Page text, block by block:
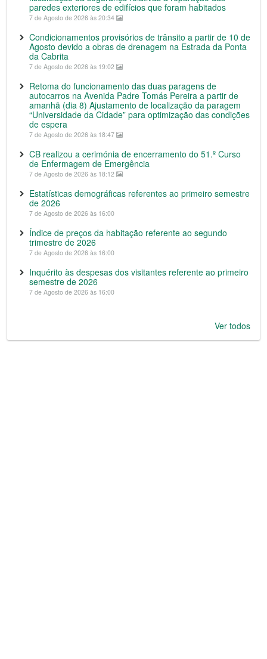
paredes exteriores de edifícios que foram habitados
7 de Agosto de 2026 às 20:34
Condicionamentos provisórios de trânsito a partir de 10 de
Agosto devido a obras de drenagem na Estrada da Ponta
da Cabrita
7 de Agosto de 2026 às 19:02
Retoma do funcionamento das duas paragens de
autocarros na Avenida Padre Tomás Pereira a partir de
amanhã (dia 8) Ajustamento de localização da paragem
“Universidade da Cidade” para optimização das condições
de espera
7 de Agosto de 2026 às 18:47
CB realizou a cerimónia de encerramento do 51.º Curso
de Enfermagem de Emergência
7 de Agosto de 2026 às 18:12
Estatísticas demográficas referentes ao primeiro semestre
de 2026
7 de Agosto de 2026 às 16:00
Índice de preços da habitação referente ao segundo
trimestre de 2026
7 de Agosto de 2026 às 16:00
Inquérito às despesas dos visitantes referente ao primeiro
semestre de 2026
7 de Agosto de 2026 às 16:00
Ver todos